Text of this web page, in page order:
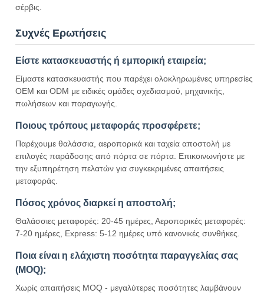
σέρβις.
Συχνές Ερωτήσεις
Είστε κατασκευαστής ή εμπορική εταιρεία;
Είμαστε κατασκευαστής που παρέχει ολοκληρωμένες υπηρεσίες
OEM και ODM με ειδικές ομάδες σχεδιασμού, μηχανικής,
πωλήσεων και παραγωγής.
Ποιους τρόπους μεταφοράς προσφέρετε;
Παρέχουμε θαλάσσια, αεροπορικά και ταχεία αποστολή με
επιλογές παράδοσης από πόρτα σε πόρτα. Επικοινωνήστε με
την εξυπηρέτηση πελατών για συγκεκριμένες απαιτήσεις
μεταφοράς.
Πόσος χρόνος διαρκεί η αποστολή;
Θαλάσσιες μεταφορές: 20-45 ημέρες, Αεροπορικές μεταφορές:
7-20 ημέρες, Express: 5-12 ημέρες υπό κανονικές συνθήκες.
Ποια είναι η ελάχιστη ποσότητα παραγγελίας σας
(MOQ);
Χωρίς απαιτήσεις MOQ - μεγαλύτερες ποσότητες λαμβάνουν